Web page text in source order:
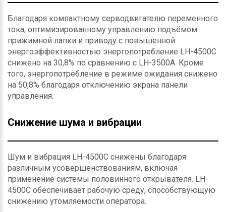
Благодаря компактному серводвигателю переменного
тока, оптимизированному управлению подъёмом
прижимной лапки и приводу с повышенной
энергоэффективностью энергопотребление LH-4500C
снижено на 30,8% по сравнению с LH-3500A. Кроме
того, энергопотребление в режиме ожидания снижено
на 50,8% благодаря отключению экрана панели
управления.
Снижение шума и вибрации
Шум и вибрация LH-4500C снижены благодаря
различным усовершенствованиям, включая
применение системы половинного открывателя. LH-
4500C обеспечивает рабочую среду, способствующую
снижению утомляемости оператора.